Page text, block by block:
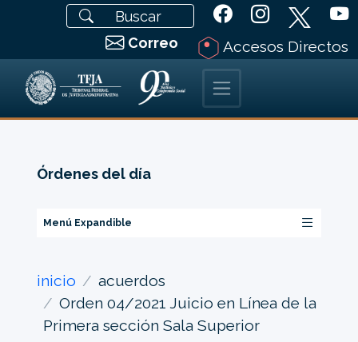
Correo Accesos Directos
Órdenes del día
Menú Expandible
inicio
acuerdos
Orden 04/2021 Juicio en Línea de la
Primera sección Sala Superior